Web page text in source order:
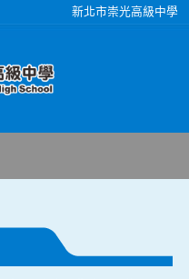
新北市崇光高級中學